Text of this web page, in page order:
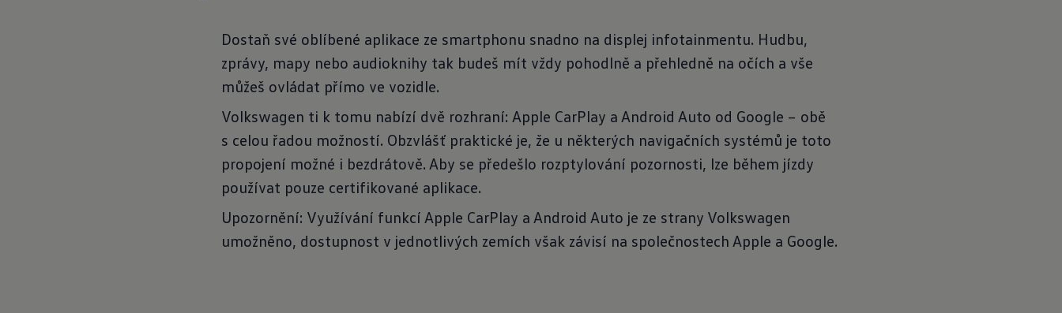
Dostaň své oblíbené aplikace ze smartphonu snadno na displej infotainmentu. Hudbu,
zprávy, mapy nebo audioknihy tak budeš mít vždy pohodlně a přehledně na očích a vše
můžeš ovládat přímo ve vozidle.
Volkswagen ti k tomu nabízí dvě rozhraní: Apple CarPlay a Android Auto od Google – obě
s celou řadou možností. Obzvlášť praktické je, že u některých navigačních systémů je toto
propojení možné i bezdrátově. Aby se předešlo rozptylování pozornosti, lze během jízdy
používat pouze certifikované aplikace.
Upozornění: Využívání funkcí Apple CarPlay a Android Auto je ze strany Volkswagen
umožněno, dostupnost v jednotlivých zemích však závisí na společnostech Apple a Google.